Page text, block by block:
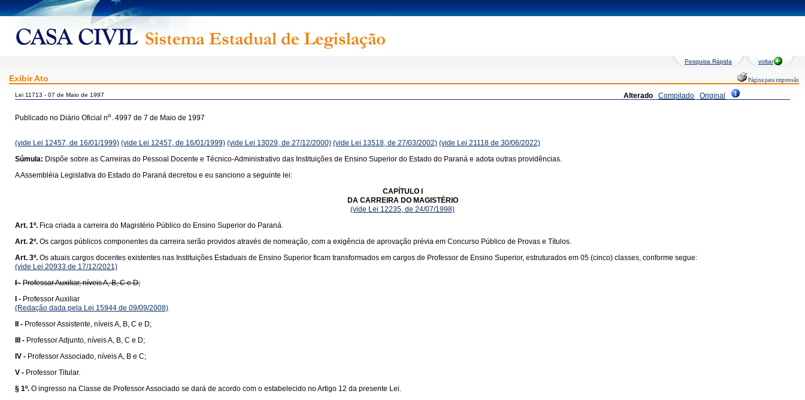
Pesquisa Rápida voltar
Exibir Ato Página para impressão
Alterado Compilado Original
Lei 11713 - 07 de Maio de 1997
Publicado no Diário Oficial no. 4997 de 7 de Maio de 1997
(vide Lei 12457, de 16/01/1999) (vide Lei 12457, de 16/01/1999) (vide Lei 13029, de 27/12/2000) (vide Lei 13518, de 27/03/2002) (vide Lei 21118 de 30/06/2022)
Súmula: Dispõe sobre as Carreiras do Pessoal Docente e Técnico-Administrativo das Instituições de Ensino Superior do Estado do Paraná e adota outras providências.
A Assembléia Legislativa do Estado do Paraná decretou e eu sanciono a seguinte lei:
CAPÍTULO I
DA CARREIRA DO MAGISTÉRIO
(vide Lei 12235, de 24/07/1998)
Art. 1º. Fica criada a carreira do Magistério Público do Ensino Superior do Paraná.
Art. 2º. Os cargos públicos componentes da carreira serão providos através de nomeação, com a exigência de aprovação prévia em Concurso Público de Provas e Títulos.
Art. 3º. Os atuais cargos docentes existentes nas Instituições Estaduais de Ensino Superior ficam transformados em cargos de Professor de Ensino Superior, estruturados em 05 (cinco) classes, conforme segue:
(vide Lei 20933 de 17/12/2021)
I - Professar Auxiliar, níveis A, B, C e D;
I - Professor Auxiliar
(Redação dada pela Lei 15944 de 09/09/2008)
II - Professor Assistente, níveis A, B, C e D;
III - Professor Adjunto, níveis A, B, C e D;
IV - Professor Associado, níveis A, B e C;
V - Professor Titular.
§ 1º. O ingresso na Classe de Professor Associado se dará de acordo com o estabelecido no Artigo 12 da presente Lei.